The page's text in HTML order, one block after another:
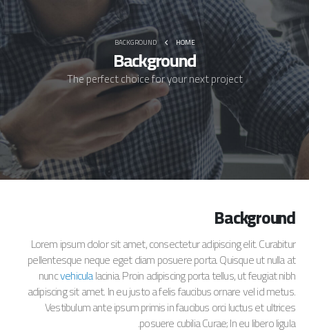
HOME
BACKGROUND
Background
The perfect choice for your next project
Background
Lorem ipsum dolor sit amet, consectetur adipiscing elit. Curabitur
pellentesque neque eget diam posuere porta. Quisque ut nulla at
nuncvehiculalacinia. Proin adipiscing porta tellus, ut feugiat nibh
adipiscing sit amet. In eu justo a felis faucibus ornare vel id metus.
Vestibulum ante ipsum primis in faucibus orci luctus et ultrices
posuere cubilia Curae; In eu libero ligula.